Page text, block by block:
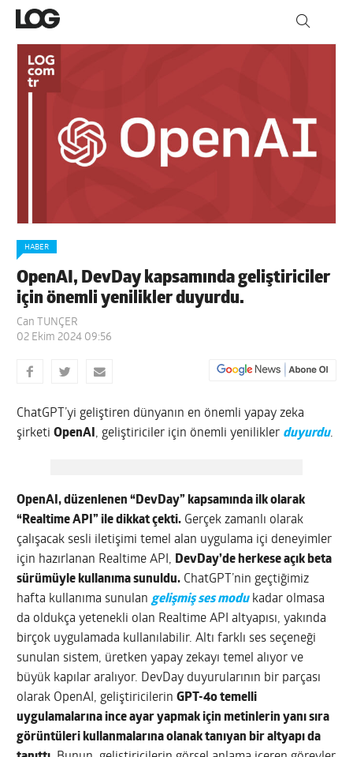
HABER
OpenAI, DevDay kapsamında geliştiriciler
için önemli yenilikler duyurdu.
Can TUNÇER
02 Ekim 2024 09:56
ChatGPT’yi geliştiren dünyanın en önemli yapay zeka
şirketiOpenAI , geliştiriciler için önemli yenilikler duyurdu.
OpenAI, düzenlenen “DevDay” kapsamında ilk olarak
“Realtime API” ile dikkat çekti. Gerçek zamanlı olarak
çalışacak sesli iletişimi temel alan uygulama içi deneyimler
için hazırlanan Realtime API, DevDay’de herkese açık beta
sürümüyle kullanıma sunuldu. ChatGPT’nin geçtiğimiz
hafta kullanıma sunulan gelişmiş ses modukadar olmasa
da oldukça yetenekli olan Realtime API altyapısı, yakında
birçok uygulamada kullanılabilir. Altı farklı ses seçeneği
sunulan sistem, üretken yapay zekayı temel alıyor ve
büyük kapılar aralıyor. DevDay duyurularının bir parçası
olarak OpenAI, geliştiricilerinGPT-4o temelli
uygulamalarına ince ayar yapmak için metinlerin yanı sıra
görüntüleri kullanmalarına olanak tanıyan bir altyapı da